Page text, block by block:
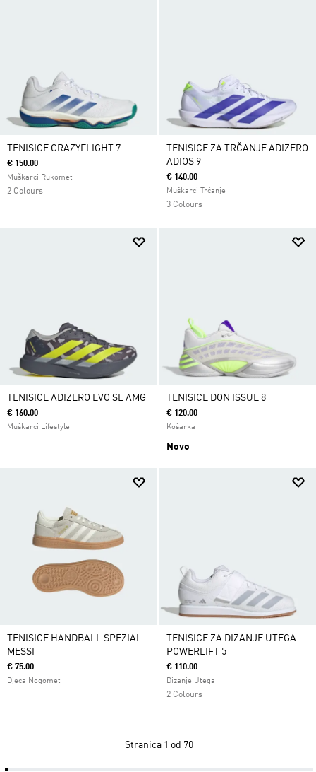
TENISICE CRAZYFLIGHT 7
€ 150.00
Muškarci Rukomet
2 Colours
TENISICE ZA TRČANJE ADIZERO
ADIOS 9
€ 140.00
Muškarci Trčanje
3 Colours
TENISICE ADIZERO EVO SL AMG
€ 160.00
Muškarci Lifestyle
TENISICE DON ISSUE 8
€ 120.00
Košarka
Novo
TENISICE HANDBALL SPEZIAL
MESSI
€ 75.00
Djeca Nogomet
TENISICE ZA DIZANJE UTEGA
POWERLIFT 5
€ 110.00
Dizanje Utega
2 Colours
Stranica 1 od 70